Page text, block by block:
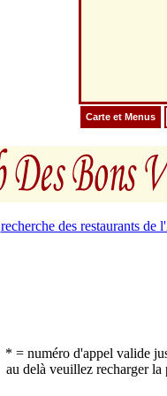
Carte et Menus
recherche des restaurants de
* = numéro d'appel valide
au delà veuillez recharger la